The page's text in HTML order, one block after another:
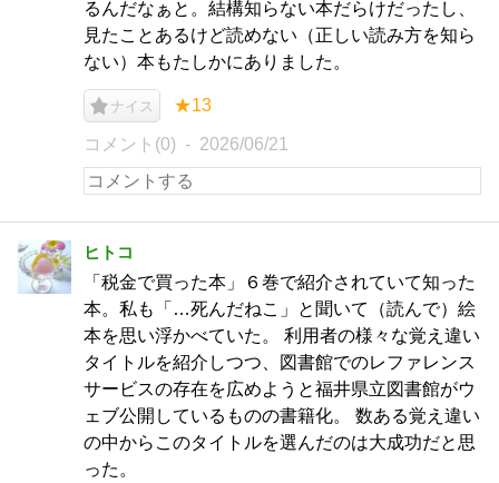
るんだなぁと。結構知らない本だらけだったし、
見たことあるけど読めない（正しい読み方を知ら
ない）本もたしかにありました。
ナイス ★13
コメント(0) 2026/06/21
ヒトコ
「税金で買った本」６巻で紹介されていて知った
本。私も「…死んだねこ」と聞いて（読んで）絵
本を思い浮かべていた。 利用者の様々な覚え違い
タイトルを紹介しつつ、図書館でのレファレンス
サービスの存在を広めようと福井県立図書館がウ
ェブ公開しているものの書籍化。 数ある覚え違い
の中からこのタイトルを選んだのは大成功だと思
った。